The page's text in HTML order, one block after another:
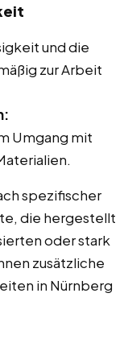
und die
zur Arbeit
Umgang mit
spezifischer
die hergestellt
oder stark
zusätzliche
in Nürnberg